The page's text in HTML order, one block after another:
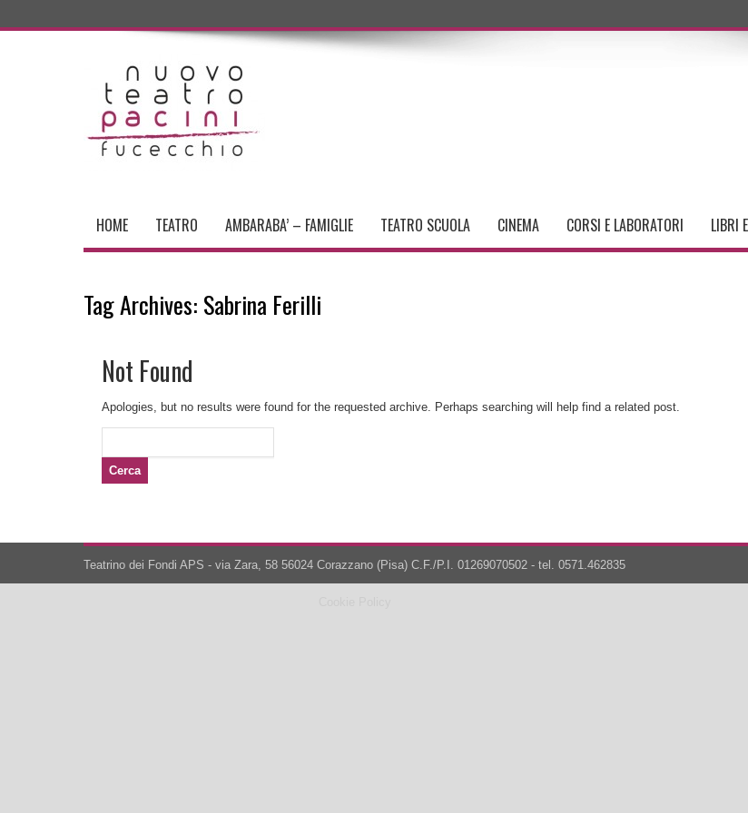
HOME TEATRO AMBARABA’ – FAMIGLIE TEATRO SCUOLA CINEMA CORSI E LABORATORI LIBRI
Tag Archives: Sabrina Ferilli
Not Found
Apologies, but no results were found for the requested archive. Perhaps searching will help find a related post.
Teatrino dei Fondi APS - via Zara, 58 56024 Corazzano (Pisa) C.F./P.I. 01269070502 - tel. 0571.462835